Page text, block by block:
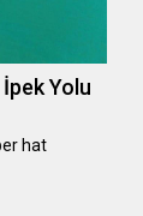
Yolu
hat